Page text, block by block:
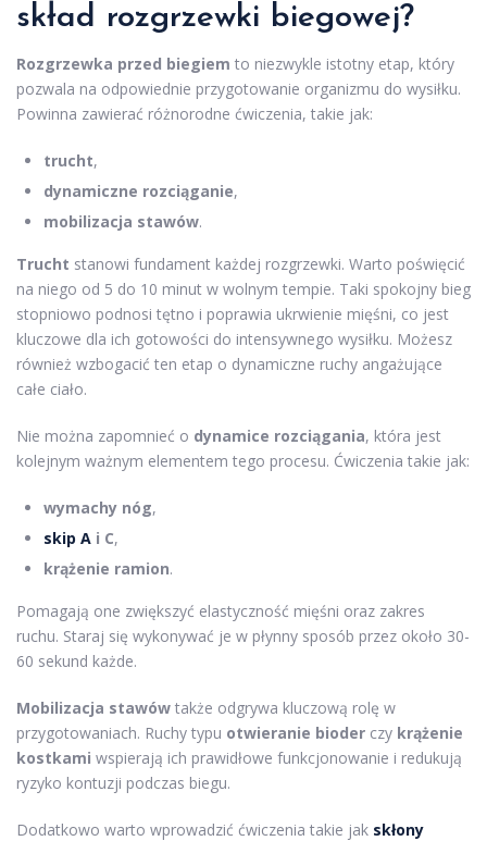
skład rozgrzewki biegowej?
Rozgrzewka przed biegiem to niezwykle istotny etap, który
pozwala na odpowiednie przygotowanie organizmu do wysiłku.
Powinna zawierać różnorodne ćwiczenia, takie jak:
trucht,
dynamiczne rozciąganie,
mobilizacja stawów.
Trucht stanowi fundament każdej rozgrzewki. Warto poświęcić
na niego od 5 do 10 minut w wolnym tempie. Taki spokojny bieg
stopniowo podnosi tętno i poprawia ukrwienie mięśni, co jest
kluczowe dla ich gotowości do intensywnego wysiłku. Możesz
również wzbogacić ten etap o dynamiczne ruchy angażujące
całe ciało.
Nie można zapomnieć o dynamice rozciągania, która jest
kolejnym ważnym elementem tego procesu. Ćwiczenia takie jak:
wymachy nóg,
skip A i C,
krążenie ramion.
Pomagają one zwiększyć elastyczność mięśni oraz zakres
ruchu. Staraj się wykonywać je w płynny sposób przez około 30-
60 sekund każde.
Mobilizacja stawów także odgrywa kluczową rolę w
przygotowaniach. Ruchy typu otwieranie bioder czy krążenie
kostkami wspierają ich prawidłowe funkcjonowanie i redukują
ryzyko kontuzji podczas biegu.
Dodatkowo warto wprowadzić ćwiczenia takie jak skłony